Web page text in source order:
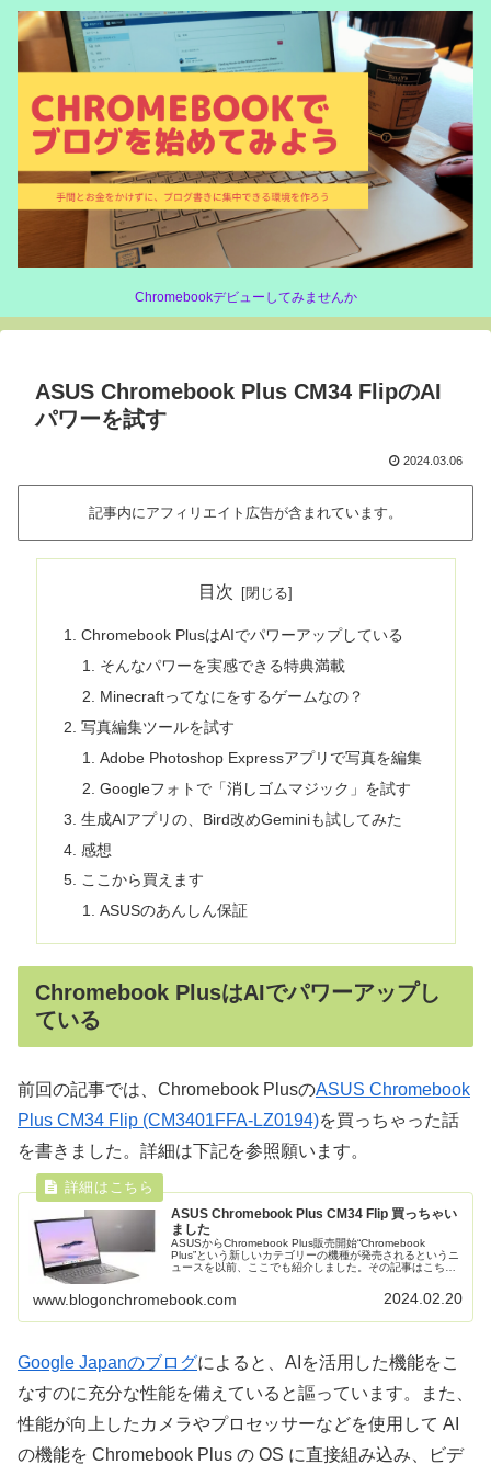
Chromebookデビューしてみませんか
ASUS Chromebook Plus CM34 FlipのAI
パワーを試す
2024.03.06
記事内にアフィリエイト広告が含まれています。
目次
Chromebook PlusはAIでパワーアップしている
そんなパワーを実感できる特典満載
Minecraftってなにをするゲームなの？
写真編集ツールを試す
Adobe Photoshop Expressアプリで写真を編集
Googleフォトで「消しゴムマジック」を試す
生成AIアプリの、Bird改めGeminiも試してみた
感想
ここから買えます
ASUSのあんしん保証
Chromebook PlusはAIでパワーアップし
ている
前回の記事では、Chromebook PlusのASUS Chromebook
Plus CM34 Flip (CM3401FFA-LZ0194)を買っちゃった話
を書きました。詳細は下記を参照願います。
ASUS Chromebook Plus CM34 Flip 買っちゃい
ました
ASUSからChromebook Plus販売開始“Chromebook
Plus”という新しいカテゴリーの機種が発売されるというニ
ュースを以前、ここでも紹介しました。その記事はこち
www.blogonchromebook.com 2024.02.20
Google Japanのブログによると、AIを活用した機能をこ
なすのに充分な性能を備えていると謳っています。また、
性能が向上したカメラやプロセッサーなどを使用して AI
の機能を Chromebook Plus の OS に直接組み込み、ビデ